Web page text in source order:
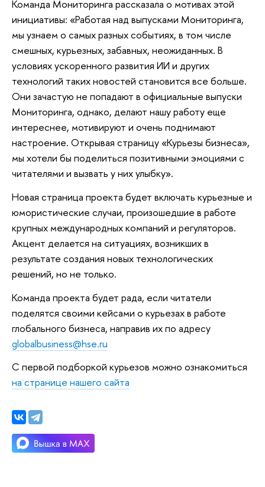
Команда Мониторинга рассказала о мотивах этой
инициативы: «Работая над выпусками Мониторинга,
мы узнаем о самых разных событиях, в том числе
смешных, курьезных, забавных, неожиданных. В
условиях ускоренного развития ИИ и других
технологий таких новостей становится все больше.
Они зачастую не попадают в официальные выпуски
Мониторинга, однако, делают нашу работу еще
интереснее, мотивируют и очень поднимают
настроение. Открывая страницу «Курьезы бизнеса»,
мы хотели бы поделиться позитивными эмоциями с
читателями и вызвать у них улыбку».
Новая страница проекта будет включать курьезные и
юмористические случаи, произошедшие в работе
крупных международных компаний и регуляторов.
Акцент делается на ситуациях, возникших в
результате создания новых технологических
решений, но не только.
Команда проекта будет рада, если читатели
поделятся своими кейсами о курьезах в работе
глобального бизнеса, направив их по адресу
globalbusiness@hse.ru
С первой подборкой курьезов можно ознакомиться
на странице нашего сайта